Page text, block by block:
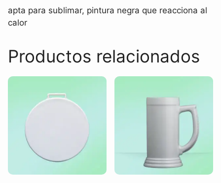
apta para sublimar, pintura negra que reacciona al
calor
Productos relacionados